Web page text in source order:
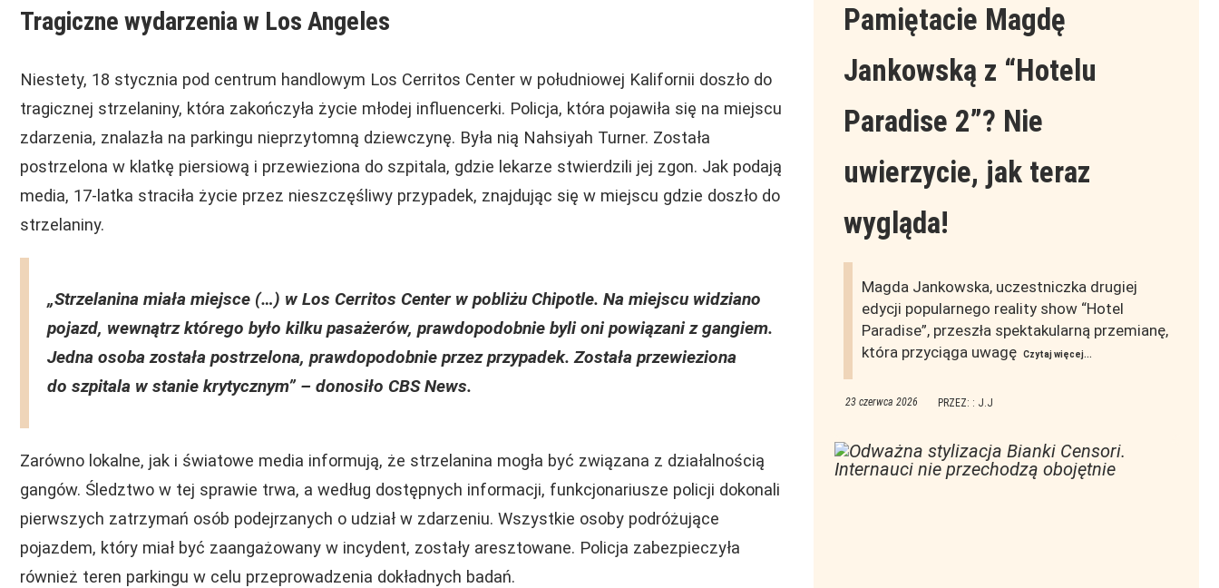
Tragiczne wydarzenia w Los Angeles
Niestety, 18 stycznia pod centrum handlowym Los Cerritos Center w południowej Kalifornii doszło do
tragicznej strzelaniny, która zakończyła życie młodej influencerki. Policja, która pojawiła się na miejscu
zdarzenia, znalazła na parkingu nieprzytomną dziewczynę. Była nią Nahsiyah Turner. Została
postrzelona w klatkę piersiową i przewieziona do szpitala, gdzie lekarze stwierdzili jej zgon. Jak podają
media, 17-latka straciła życie przez nieszczęśliwy przypadek, znajdując się w miejscu gdzie doszło do
strzelaniny.
„Strzelanina miała miejsce (…) w Los Cerritos Center w pobliżu Chipotle. Na miejscu widziano
pojazd, wewnątrz którego było kilku pasażerów, prawdopodobnie byli oni powiązani z gangiem.
Jedna osoba została postrzelona, prawdopodobnie przez przypadek. Została przewieziona
do szpitala w stanie krytycznym”– donosiło CBS News.
Zarówno lokalne, jak i światowe media informują, że strzelanina mogła być związana z działalnością
gangów. Śledztwo w tej sprawie trwa, a według dostępnych informacji, funkcjonariusze policji dokonali
pierwszych zatrzymań osób podejrzanych o udział w zdarzeniu. Wszystkie osoby podróżujące
pojazdem, który miał być zaangażowany w incydent, zostały aresztowane. Policja zabezpieczyła
również teren parkingu w celu przeprowadzenia dokładnych badań.
Pamiętacie Magdę
Jankowską z “Hotelu
Paradise 2”? Nie
uwierzycie, jak teraz
wygląda!
Magda Jankowska, uczestniczka drugiej
edycji popularnego reality show “Hotel
Paradise”, przeszła spektakularną przemianę,
która przyciąga uwagę
Czytaj więcej...
23 czerwca 2026 PRZEZ: : J.J